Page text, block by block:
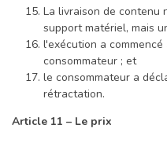
La livraison de contenu
support matériel, mais
l'exécution a
consommateur ; et
le consommateur a
rétractation.
Article 11 – Le prix